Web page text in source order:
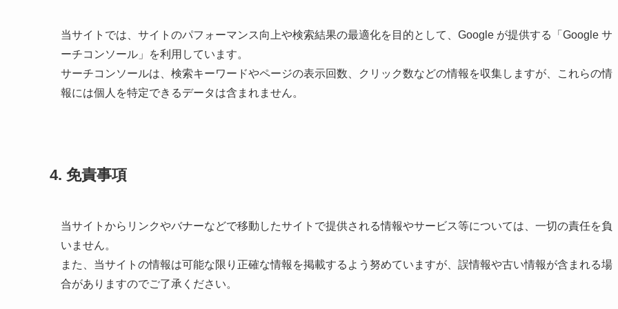
当サイトでは、サイトのパフォーマンス向上や検索結果の最適化を目的として、Google が提供する「Google サ
ーチコンソール」を利用しています。
サーチコンソールは、検索キーワードやページの表示回数、クリック数などの情報を収集しますが、これらの情
報には個人を特定できるデータは含まれません。
4. 免責事項
当サイトからリンクやバナーなどで移動したサイトで提供される情報やサービス等については、一切の責任を負
いません。
また、当サイトの情報は可能な限り正確な情報を掲載するよう努めていますが、誤情報や古い情報が含まれる場
合がありますのでご了承ください。